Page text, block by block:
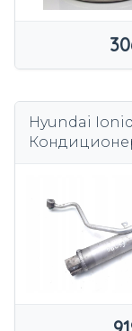
Hyundai Ioniq
л.с.)